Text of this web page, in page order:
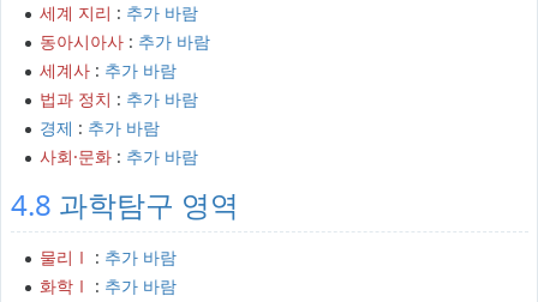
세계 지리 : 추가 바람
동아시아사: 추가 바람
세계사: 추가 바람
법과 정치 : 추가 바람
경제 : 추가 바람
사회·문화: 추가 바람
4.8 과학탐구 영역
물리Ⅰ : 추가 바람
화학Ⅰ : 추가 바람